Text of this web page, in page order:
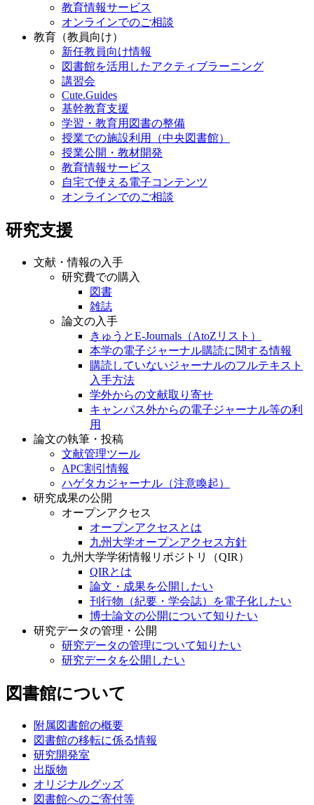
教育情報サービス
オンラインでのご相談
教育（教員向け）
新任教員向け情報
図書館を活用したアクティブラーニング
講習会
Cute.Guides
基幹教育支援
学習・教育用図書の整備
授業での施設利用（中央図書館）
授業公開・教材開発
教育情報サービス
自宅で使える電子コンテンツ
オンラインでのご相談
研究支援
文献・情報の入手
研究費での購入
図書
雑誌
論文の入手
きゅうとE-Journals（AtoZリスト）
本学の電子ジャーナル購読に関する情報
購読していないジャーナルのフルテキスト
入手方法
学外からの文献取り寄せ
キャンパス外からの電子ジャーナル等の利
用
論文の執筆・投稿
文献管理ツール
APC割引情報
ハゲタカジャーナル（注意喚起）
研究成果の公開
オープンアクセス
オープンアクセスとは
九州大学オープンアクセス方針
九州大学学術情報リポジトリ（QIR）
QIRとは
論文・成果を公開したい
刊行物（紀要・学会誌）を電子化したい
博士論文の公開について知りたい
研究データの管理・公開
研究データの管理について知りたい
研究データを公開したい
図書館について
附属図書館の概要
図書館の移転に係る情報
研究開発室
出版物
オリジナルグッズ
図書館へのご寄付等